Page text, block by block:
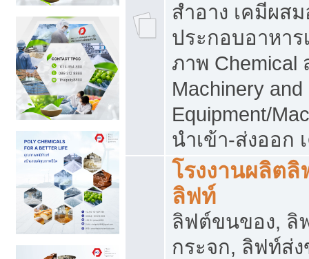
สำอาง เคมีผส
ประกอบอาหาร
ภาพ Chemical
Machinery
Equipment/
นำเข้า-ส่งออก
โรงงานผลิต
ลิฟท์
ลิฟต์ขนของ, ลิ
กระจก, ลิฟท์ส่